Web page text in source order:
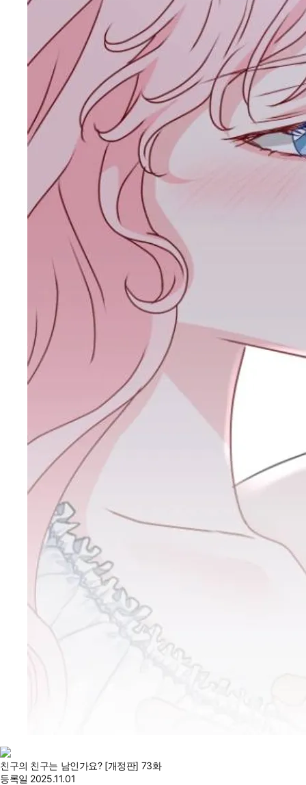
친구의 친구는 남인가요? [개정판] 73화
등록일 2025.11.01